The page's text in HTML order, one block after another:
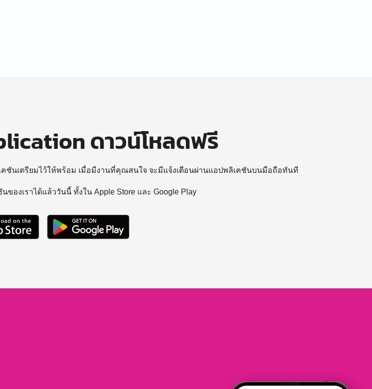
ดาวน์โหลดฟรี
ชันเตรียมไว้ให้พร้อม เมื่อมีงานที่คุณสนใจ จะมีแจ้งเตือนผ่านแอปพลิเคชันบนมือถือทันที
ของเราได้แล้ววันนี้ ทั้งใน Apple Store และ Google Play